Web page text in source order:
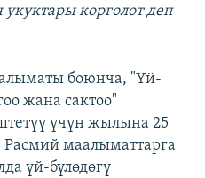
корголот деп
боюнча, "Үй-
жана сактоо"
үчүн жылына 25
Расмий маалыматтарга
үй-бүлөдөгү